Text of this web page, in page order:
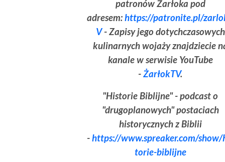
patronów Żarłoka pod
adresem:https://patronite.pl/
V- Zapisy jego dotychczasowych
kulinarnych wojaży znajdziecie
kanale w serwisie YouTube
-ŻarłokTV.
"Historie Biblijne" - podcast o
"drugoplanowych" postaciach
historycznych z Biblii
-https://www.spreaker.com/show/
torie-biblijne